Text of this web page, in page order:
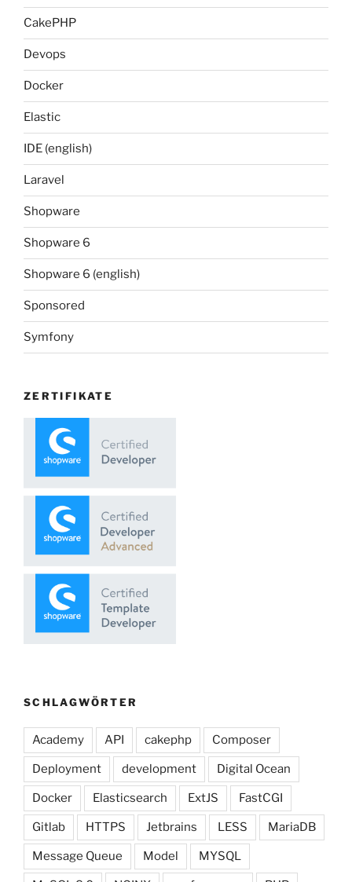
CakePHP
Devops
Docker
Elastic
IDE (english)
Laravel
Shopware
Shopware 6
Shopware 6 (english)
Sponsored
Symfony
ZERTIFIKATE
SCHLAGWÖRTER
Academy API cakephp Composer
Deployment development Digital Ocean
Docker Elasticsearch ExtJS FastCGI
Gitlab HTTPS Jetbrains LESS MariaDB
Message Queue Model MYSQL